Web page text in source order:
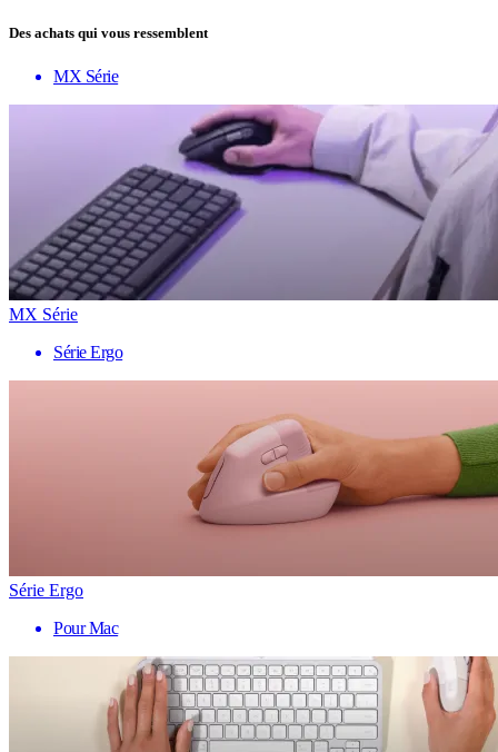
Des achats qui vous ressemblent
MX Série
MX Série
Série Ergo
Série Ergo
Pour Mac